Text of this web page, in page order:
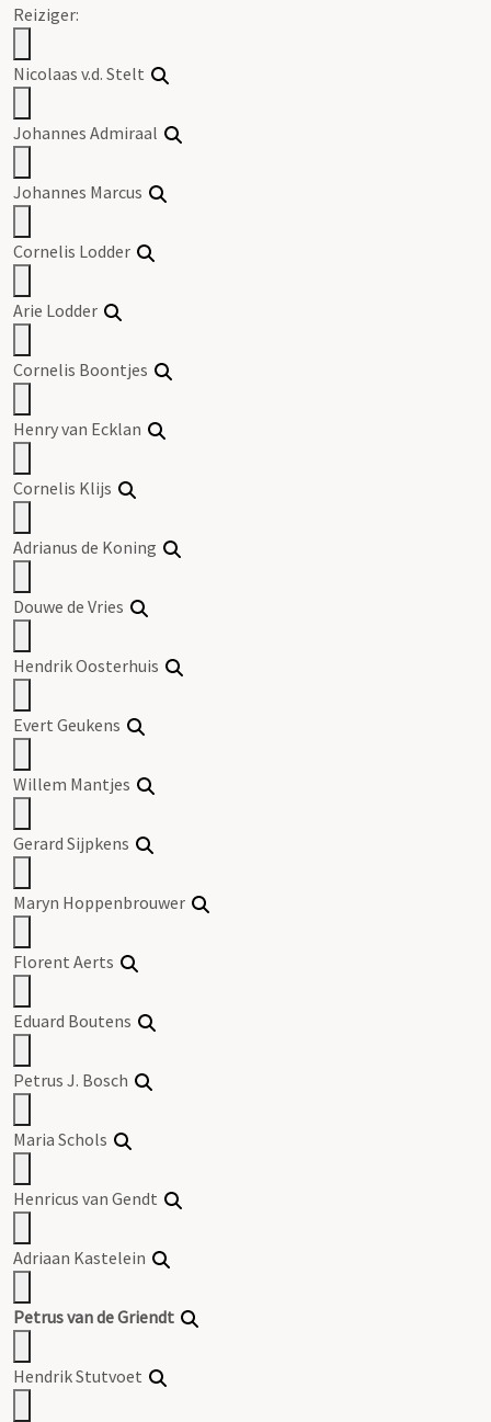
Reiziger:
Nicolaas v.d. Stelt
Johannes Admiraal
Johannes Marcus
Cornelis Lodder
Arie Lodder
Cornelis Boontjes
Henry van Ecklan
Cornelis Klijs
Adrianus de Koning
Douwe de Vries
Hendrik Oosterhuis
Evert Geukens
Willem Mantjes
Gerard Sijpkens
Maryn Hoppenbrouwer
Florent Aerts
Eduard Boutens
Petrus J. Bosch
Maria Schols
Henricus van Gendt
Adriaan Kastelein
Petrus van de Griendt
Hendrik Stutvoet